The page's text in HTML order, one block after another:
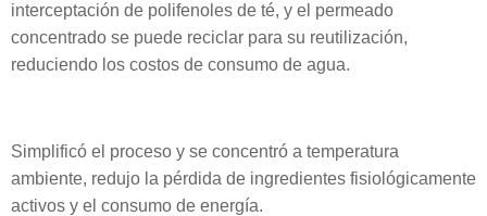
interceptación de polifenoles de té, y el permeado
concentrado se puede reciclar para su reutilización,
reduciendo los costos de consumo de agua.
Simplificó el proceso y se concentró a temperatura
ambiente, redujo la pérdida de ingredientes fisiológicamente
activos y el consumo de energía.